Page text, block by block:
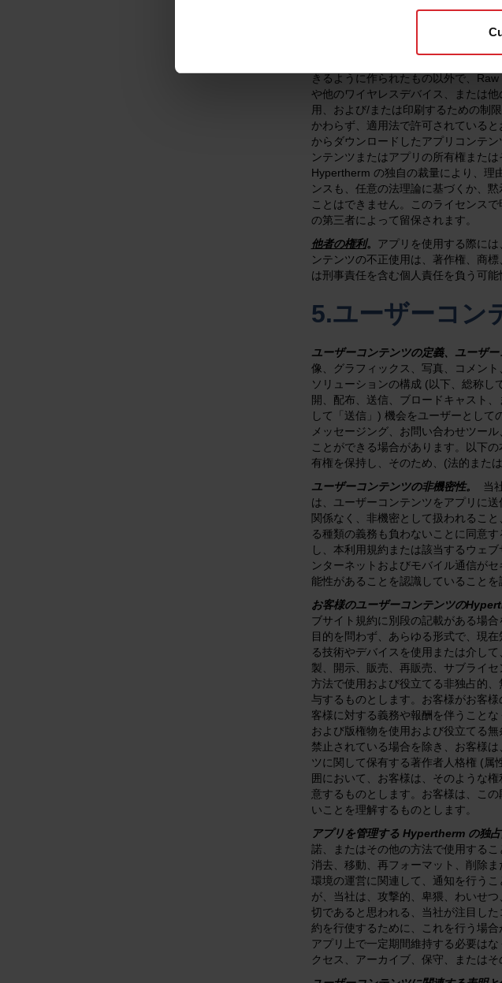
特許および/またはその他の知的財産
Hypertherm は
(a) アプリにアクセスして使用する
きるように作られたもの以外で、
や他のワイヤレスデバイス、または
用、および/または印刷するための制
かわらず、適用法で許可されている
からダウンロードしたアプリコンテ
ンテンツまたはアプリの所有権また
Hypertherm の独自の裁量により、理
ンスも、任意の法理論に基づくか、
ことはできません。このライセンス
の第三者によって留保されます。
他者の権利。
アプリを使用する際に
ンテンツの不正使用は、著作権、商
は刑事責任を含む個人責任を負う可能
5.ユーザーコン
ユーザーコンテンツの定義、ユーザ
像、グラフィックス、写真、コメン
ソリューションの構成 (以下、総称し
開、配布、送信、ブロードキャスト
して「送信」) 機会をユーザーとし
メッセージング、お問い合わせツー
ことができる場合があります。以下
有権を保持し、そのため、(法的また
ユーザーコンテンツの非機密性。
当
は、ユーザーコンテンツをアプリに
関係なく、非機密として扱われるこ
る種類の義務も負わないことに同意
し、本利用規約または該当するウェ
ンターネットおよびモバイル通信が
能性があることを認識していること
お客様のユーザーコンテンツの
ブサイト規約に別段の記載がある場
目的を問わず、あらゆる形式で、現
る技術やデバイスを使用または介し
製、開示、販売、再販売、サブライ
方法で使用および役立てる非独占的
与するものとします。お客様がお客
客様に対する義務や報酬を伴うこと
および版権物を使用および役立てる
禁止されている場合を除き、お客様
ツに関して保有する著作者人格権 (属
囲において、お客様は、そのような
意するものとします。お客様は、こ
いことを理解するものとします。
アプリを管理する Hypertherm の独
諾、またはその他の方法で使用する
消去、移動、再フォーマット、削除
環境の運営に関連して、通知を行う
が、当社は、攻撃的、卑猥、わいせ
切であると思われる、当社が注目し
約を行使するために、これを行う場
アプリ上で一定期間維持する必要は
クセス、アーカイブ、保守、または